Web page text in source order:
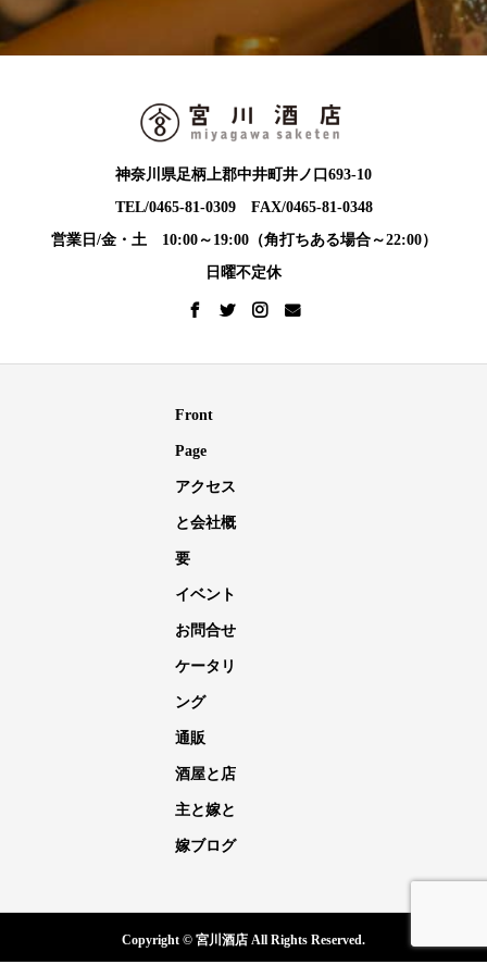
神奈川県足柄上郡中井町井ノ口693-10
TEL/0465-81-0309 FAX/0465-81-0348
営業日/金・土 10:00～19:00（角打ちある場合～22:00）
日曜不定休
Front
Page
アクセス
と会社概
要
イベント
お問合せ
ケータリ
ング
通販
酒屋と店
主と嫁と
嫁ブログ
Copyright © 宮川酒店 All Rights Reserved.
メール イベント 嫁ブログ